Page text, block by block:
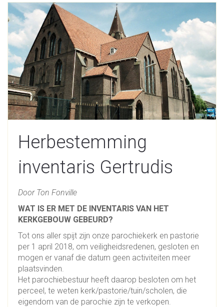
Herbestemming
inventaris Gertrudis
Door Ton Fonville
WAT IS ER MET DE INVENTARIS VAN HET
KERKGEBOUW GEBEURD?
Tot ons aller spijt zijn onze parochiekerk en pastorie
per 1 april 2018, om veiligheidsredenen, gesloten en
mogen er vanaf die datum geen activiteiten meer
plaatsvinden.
Het parochiebestuur heeft daarop besloten om het
perceel, te weten kerk/pastorie/tuin/scholen, die
eigendom van de parochie zijn te verkopen.